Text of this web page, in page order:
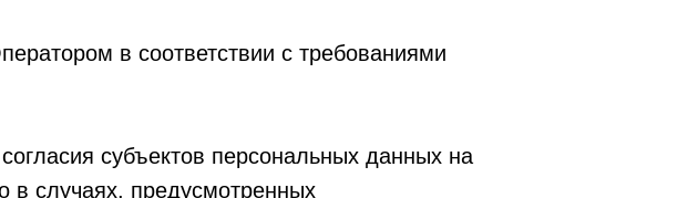
в соответствии с требованиями
субъектов персональных данных на
в случаях, предусмотренных